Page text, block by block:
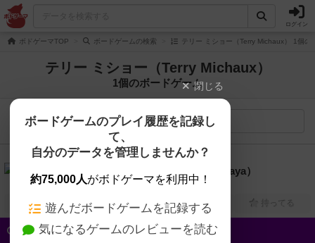
ログイン
ボドゲーマTOP ボードゲームの検索 テリー ミショー（Terry Michaux） 1個の
テリー ミショー（Terry Michaux）
1個のボードゲーム
検索メニュー
5.8
カラヤのスルタン（Sultans of Karaya）
5人～15人 45分～75分 12歳～ 2016年～
興味あり 経験あり お気に入り 持ってる
クイック検索
閉じる
ボードゲームのプレイ履歴を記録し
て、
自分のデータを管理しませんか？
約75,000人がボドゲーマを利用中！
遊んだボードゲームを記録する
気になるゲームのレビューを読む